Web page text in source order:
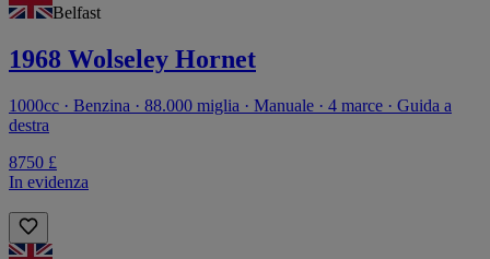
Belfast
1968 Wolseley Hornet
1000cc · Benzina · 88.000 miglia · Manuale · 4 marce · Guida a
destra
8750 £
In evidenza